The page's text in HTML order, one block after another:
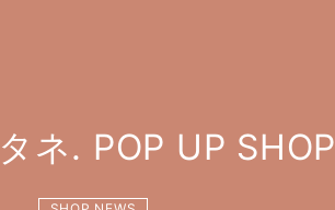
ネ. POP UP SHOP